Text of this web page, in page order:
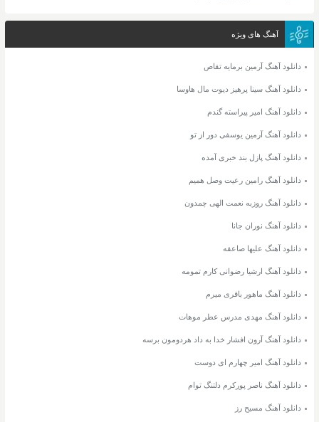
آهنگ های ویژه
دانلود آهنگ آرمین برمایه تقاص
دانلود آهنگ سینا پرهیز دیوت مال هاوسا
دانلود آهنگ امیر پیراسته گندم
دانلود آهنگ آرمین یوسفی دور از تو
دانلود آهنگ پازل بند خبری آمده
دانلود آهنگ رامین رعیت وصل همیم
دانلود آهنگ روزبه نعمت الهی چمدون
دانلود آهنگ نوران جانا
دانلود آهنگ علیها صاعقه
دانلود آهنگ ارشیا رضوانی کارم تمومه
دانلود آهنگ ماهور باقری میرم
دانلود آهنگ مهدی مدرس عطر موهات
دانلود آهنگ آرون افشار خدا به داد هردومون برسه
دانلود آهنگ امیر چهارم ای دوست
دانلود آهنگ ناصر پورکرم دلتنگ توام
دانلود آهنگ مسیح رز